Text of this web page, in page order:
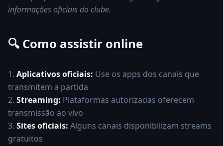
informações oficiais do clube.
🔍 Como assistir online
1. Aplicativos oficiais: Use os apps dos canais que
transmitem a partida
2. Streaming: Plataformas autorizadas oferecem
transmissão ao vivo
3. Sites oficiais: Alguns canais disponibilizam streams
gratuitos